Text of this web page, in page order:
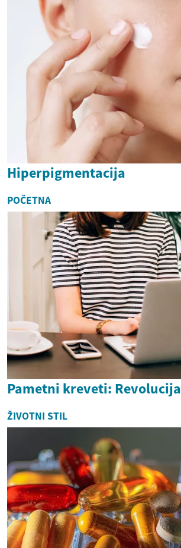
Hiperpigmentacija
POČETNA
Pametni kreveti:
ŽIVOTNI STIL